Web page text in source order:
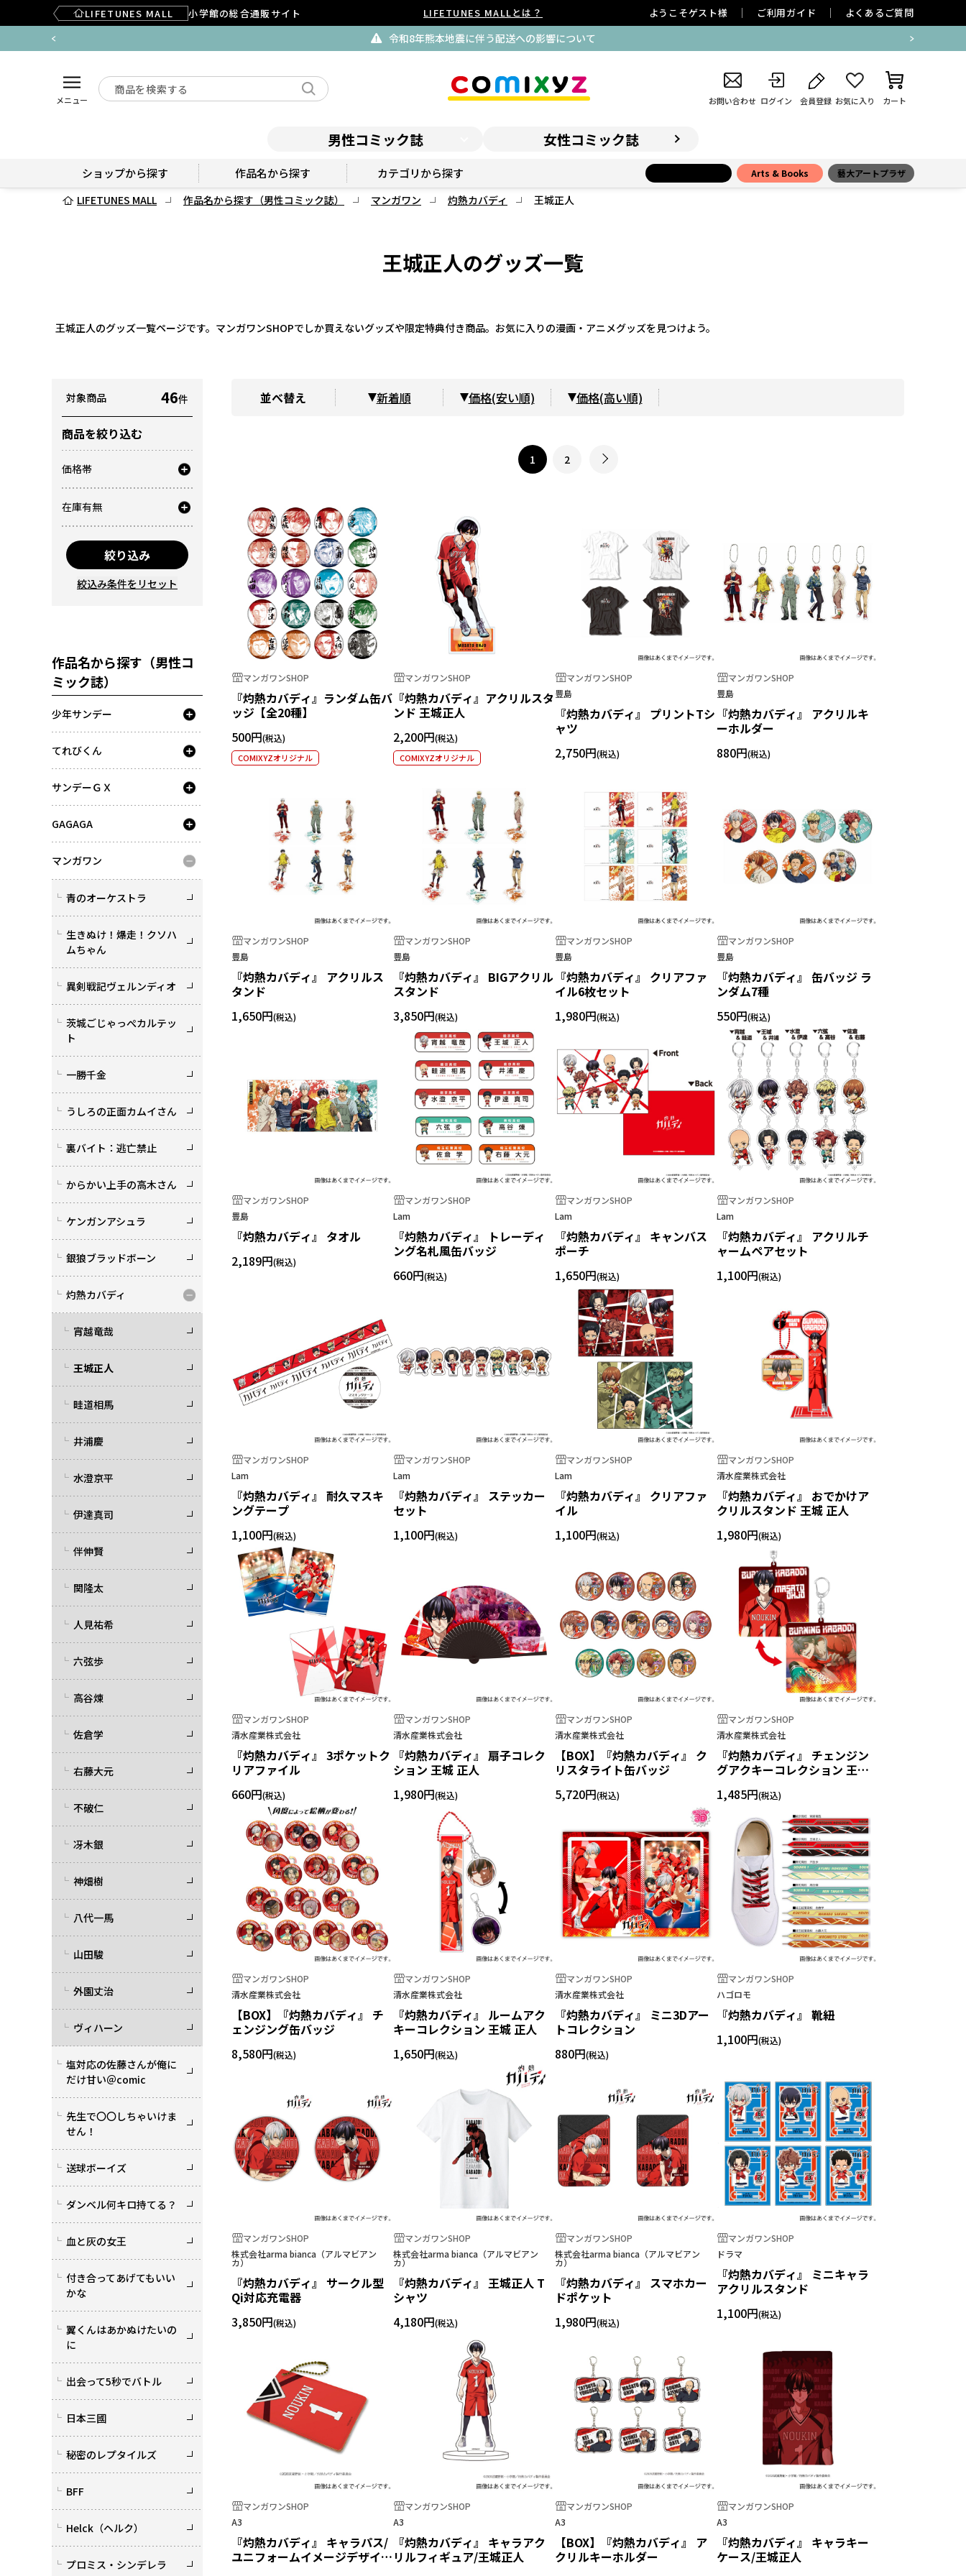
LIFETUNES MALL 小学館の総合通販サイト LIFETUNES MALLとは？ ようこそゲスト様 ご利用ガイド よくあるご質問
令和8年熊本地震に伴う配送への影響について
メニュー お問い合わせ ログイン 会員登録 お気に入り カート
男性コミック誌 女性コミック誌
ショップから探す 作品名から探す カテゴリから探す Arts & Books 藝大アートプラザ
LIFETUNES MALL 作品名から探す（男性コミック誌） マンガワン 灼熱カバディ 王城正人
王城正人のグッズ一覧
王城正人のグッズ一覧ページです。マンガワンSHOPでしか買えないグッズや限定特典付き商品。お気に入りの漫画・アニメグッズを見つけよう。
対象商品 46件
商品を絞り込む
価格帯
在庫有無
絞り込み
絞込み条件をリセット
作品名から探す（男性コ
ミック誌）
少年サンデー
てれびくん
サンデーＧＸ
GAGAGA
マンガワン
青のオーケストラ
生きぬけ！爆走！クソハ
ムちゃん
異剣戦記ヴェルンディオ
茨城ごじゃっぺカルテッ
ト
一勝千金
うしろの正面カムイさん
裏バイト：逃亡禁止
からかい上手の高木さん
ケンガンアシュラ
銀狼ブラッドボーン
灼熱カバディ
宵越竜哉
王城正人
畦道相馬
井浦慶
水澄京平
伊達真司
伴伸賢
関隆太
人見祐希
六弦歩
高谷煉
佐倉学
右藤大元
不破仁
冴木銀
神畑樹
八代一馬
山田駿
外園丈治
ヴィハーン
塩対応の佐藤さんが俺に
だけ甘い＠comic
先生で〇〇しちゃいけま
せん！
送球ボーイズ
ダンベル何キロ持てる？
血と灰の女王
付き合ってあげてもいい
かな
翼くんはあかぬけたいの
に
出会って5秒でバトル
日本三國
秘密のレプタイルズ
BFF
Helck（ヘルク）
プロミス・シンデレラ
並べ替え 新着順 価格(安い順) 価格(高い順)
1 2
マンガワンSHOP
『灼熱カバディ』ランダム缶バ
ッジ【全20種】
500円
COMIXYZオリジナル
マンガワンSHOP
『灼熱カバディ』アクリルスタ
ンド 王城正人
2,200円
COMIXYZオリジナル
マンガワンSHOP
豊島
『灼熱カバディ』 プリントTシ
ャツ
2,750円
マンガワンSHOP
豊島
『灼熱カバディ』 アクリルキ
ーホルダー
880円
マンガワンSHOP
豊島
『灼熱カバディ』 アクリルス
タンド
1,650円
マンガワンSHOP
豊島
『灼熱カバディ』 BIGアクリル
スタンド
3,850円
マンガワンSHOP
豊島
『灼熱カバディ』 クリアファ
イル6枚セット
1,980円
マンガワンSHOP
豊島
『灼熱カバディ』 缶バッジ ラ
ンダム7種
550円
マンガワンSHOP
豊島
『灼熱カバディ』 タオル
2,189円
マンガワンSHOP
Lam
『灼熱カバディ』 トレーディ
ング名札風缶バッジ
660円
マンガワンSHOP
Lam
『灼熱カバディ』 キャンバス
ポーチ
1,650円
マンガワンSHOP
Lam
『灼熱カバディ』 アクリルチ
ャームペアセット
1,100円
マンガワンSHOP
Lam
『灼熱カバディ』 耐久マスキ
ングテープ
1,100円
マンガワンSHOP
Lam
『灼熱カバディ』 ステッカー
セット
1,100円
マンガワンSHOP
Lam
『灼熱カバディ』 クリアファ
イル
1,100円
マンガワンSHOP
清水産業株式会社
『灼熱カバディ』 おでかけア
クリルスタンド 王城 正人
1,980円
マンガワンSHOP
清水産業株式会社
『灼熱カバディ』 3ポケットク
リアファイル
660円
マンガワンSHOP
清水産業株式会社
『灼熱カバディ』 扇子コレク
ション 王城 正人
1,980円
マンガワンSHOP
清水産業株式会社
【BOX】『灼熱カバディ』 ク
リスタライト缶バッジ
5,720円
マンガワンSHOP
清水産業株式会社
『灼熱カバディ』 チェンジン
グアクキーコレクション 王城
1,485円
マンガワンSHOP
清水産業株式会社
【BOX】『灼熱カバディ』 チ
ェンジング缶バッジ
8,580円
マンガワンSHOP
清水産業株式会社
『灼熱カバディ』 ルームアク
キーコレクション 王城 正人
1,650円
マンガワンSHOP
清水産業株式会社
『灼熱カバディ』 ミニ3Dアー
トコレクション
880円
マンガワンSHOP
ハゴロモ
『灼熱カバディ』 靴紐
1,100円
マンガワンSHOP
株式会社arma bianca（アルマビアン
カ）
『灼熱カバディ』 サークル型
Qi対応充電器
3,850円
マンガワンSHOP
株式会社arma bianca（アルマビアン
カ）
『灼熱カバディ』 王城正人 T
シャツ
4,180円
マンガワンSHOP
株式会社arma bianca（アルマビアン
カ）
『灼熱カバディ』 スマホカー
ドポケット
1,980円
マンガワンSHOP
ドラマ
『灼熱カバディ』 ミニキャラ
アクリルスタンド
1,100円
マンガワンSHOP
A3
『灼熱カバディ』 キャラパス/
ユニフォームイメージデザイン
マンガワンSHOP
A3
『灼熱カバディ』 キャラアク
リルフィギュア/王城正人
マンガワンSHOP
A3
【BOX】『灼熱カバディ』 ア
クリルキーホルダー
マンガワンSHOP
A3
『灼熱カバディ』 キャラキー
ケース/王城正人